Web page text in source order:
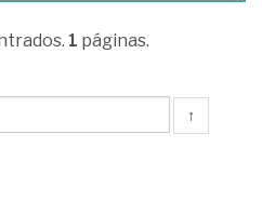
1 páginas.
↑